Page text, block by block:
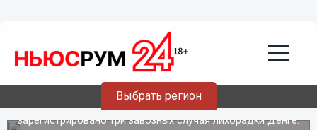
Выбрать регион
Один случай лихорадки Денге
зарегистрирован в Нижегородской
области в 2015 году
Всего за последние четыре года в регионе
зарегистрировано три завозных случая лихорадки Денге.